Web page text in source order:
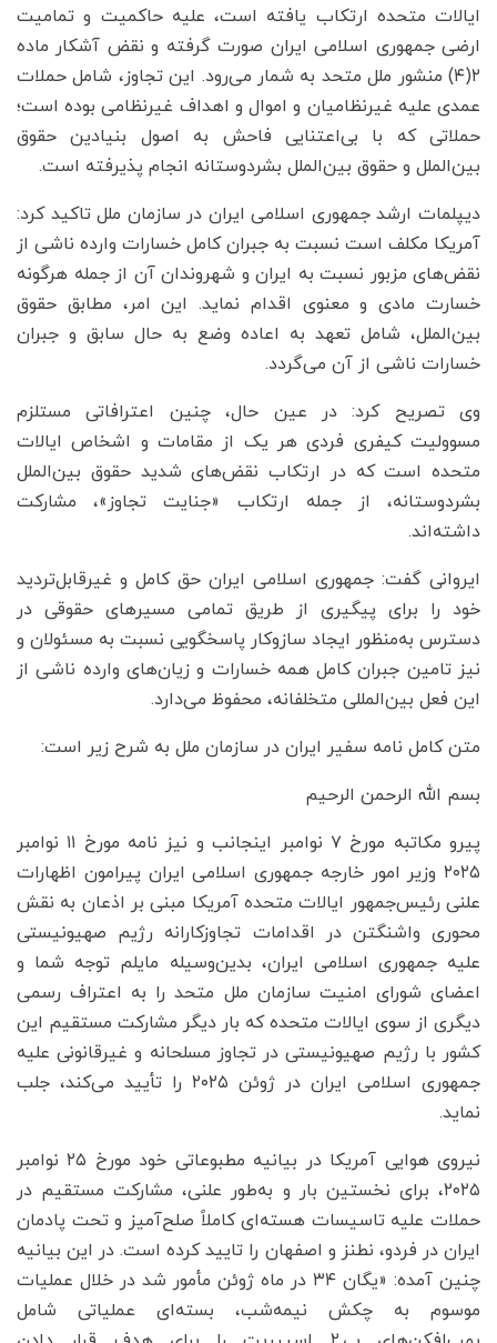
ایالات متحده ارتکاب یافته است، علیه حاکمیت و تمامیت
ارضی جمهوری اسلامی ایران صورت گرفته و نقض آشکار ماده
۲(۴) منشور ملل متحد به شمار می‌رود. این تجاوز، شامل حملات
عمدی علیه غیرنظامیان و اموال و اهداف غیرنظامی بوده است؛
حملاتی که با بی‌اعتنایی فاحش به اصول بنیادین حقوق
بین‌الملل و حقوق بین‌الملل بشردوستانه انجام پذیرفته است.
دیپلمات ارشد جمهوری اسلامی ایران در سازمان ملل تاکید کرد:
آمریکا مکلف است نسبت به جبران کامل خسارات وارده ناشی از
نقض‌های مزبور نسبت به ایران و شهروندان آن از جمله هرگونه
خسارت مادی و معنوی اقدام نماید. این امر، مطابق حقوق
بین‌الملل، شامل تعهد به اعاده وضع به حال سابق و جبران
خسارات ناشی از آن می‌گردد.
وی تصریح کرد: در عین حال، چنین اعترافاتی مستلزم
مسوولیت کیفری فردی هر یک از مقامات و اشخاص ایالات
متحده است که در ارتکاب نقض‌های شدید حقوق بین‌الملل
بشردوستانه، از جمله ارتکاب «جنایت تجاوز»، مشارکت
داشته‌اند.
ایروانی گفت: جمهوری اسلامی ایران حق کامل و غیرقابل‌تردید
خود را برای پیگیری از طریق تمامی مسیرهای حقوقی در
دسترس به‌منظور ایجاد سازوکار پاسخگویی نسبت به مسئولان و
نیز تامین جبران کامل همه خسارات و زیان‌های وارده ناشی از
این فعل بین‌المللی متخلفانه، محفوظ می‌دارد.
متن کامل نامه سفیر ایران در سازمان ملل به شرح زیر است:
بسم الله الرحمن الرحیم
پیرو مکاتبه مورخ ۷ نوامبر اینجانب و نیز نامه مورخ ۱۱ نوامبر
۲۰۲۵ وزیر امور خارجه جمهوری اسلامی ایران پیرامون اظهارات
علنی رئیس‌جمهور ایالات متحده آمریکا مبنی بر اذعان به نقش
محوری واشنگتن در اقدامات تجاوزکارانه رژیم صهیونیستی
علیه جمهوری اسلامی ایران، بدین‌وسیله مایلم توجه شما و
اعضای شورای امنیت سازمان ملل متحد را به اعتراف رسمی
دیگری از سوی ایالات متحده که بار دیگر مشارکت مستقیم این
کشور با رژیم صهیونیستی در تجاوز مسلحانه و غیرقانونی علیه
جمهوری اسلامی ایران در ژوئن ۲۰۲۵ را تأیید می‌کند، جلب
نماید.
نیروی هوایی آمریکا در بیانیه مطبوعاتی خود مورخ ۲۵ نوامبر
۲۰۲۵، برای نخستین بار و به‌طور علنی، مشارکت مستقیم در
حملات علیه تاسیسات هسته‌ای کاملاً صلح‌آمیز و تحت پادمان
ایران در فردو، نطنز و اصفهان را تایید کرده است. در این بیانیه
چنین آمده: «یگان ۳۴ در ماه ژوئن مأمور شد در خلال عملیات
موسوم به چکش نیمه‌شب، بسته‌ای عملیاتی شامل